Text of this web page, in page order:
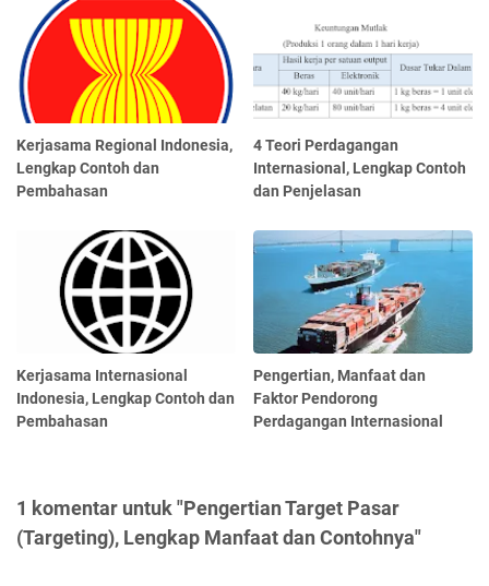
Kerjasama Regional Indonesia,
Lengkap Contoh dan
Pembahasan
4 Teori Perdagangan
Internasional, Lengkap Contoh
dan Penjelasan
Kerjasama Internasional
Indonesia, Lengkap Contoh dan
Pembahasan
Pengertian, Manfaat dan
Faktor Pendorong
Perdagangan Internasional
1 komentar untuk "Pengertian Target Pasar
(Targeting), Lengkap Manfaat dan Contohnya"